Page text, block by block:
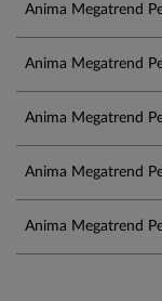
Anima Megatrend
Anima Megatrend
Anima Megatrend
Anima Megatrend
Anima Megatrend